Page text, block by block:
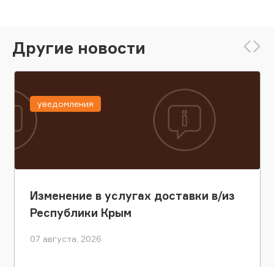
Другие новости
Изменение в услугах доставки в/из
Республики Крым
07 августа, 2026
уведомления